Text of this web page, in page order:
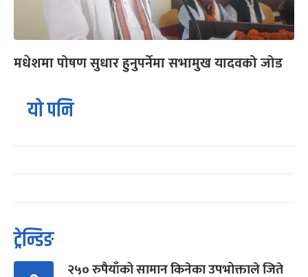
मधेशमा पोषण सुधार हुनुपर्नेमा सभामुख यादवको जोड
यो पनि
ट्रेन्डिङ
२५० रुपैयाँको सामान किनेका उपभोक्ताले जिते